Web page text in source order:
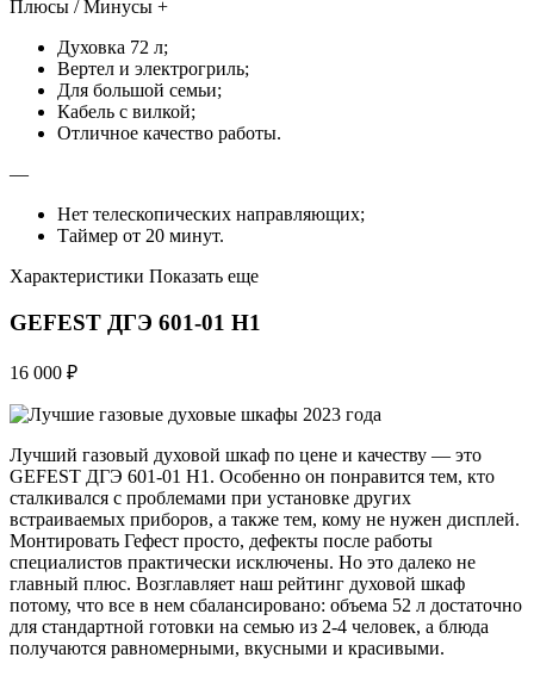
Плюсы / Минусы +
Духовка 72 л;
Вертел и электрогриль;
Для большой семьи;
Кабель с вилкой;
Отличное качество работы.
—
Нет телескопических направляющих;
Таймер от 20 минут.
Характеристики Показать еще
GEFEST ДГЭ 601-01 Н1
16 000 ₽
Лучший газовый духовой шкаф по цене и качеству — это
GEFEST ДГЭ 601-01 Н1. Особенно он понравится тем, кто
сталкивался с проблемами при установке других
встраиваемых приборов, а также тем, кому не нужен дисплей.
Монтировать Гефест просто, дефекты после работы
специалистов практически исключены. Но это далеко не
главный плюс. Возглавляет наш рейтинг духовой шкаф
потому, что все в нем сбалансировано: объема 52 л достаточно
для стандартной готовки на семью из 2-4 человек, а блюда
получаются равномерными, вкусными и красивыми.